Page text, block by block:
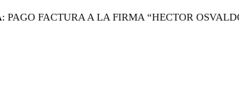
: PAGO FACTURA A LA FIRMA “HECTOR